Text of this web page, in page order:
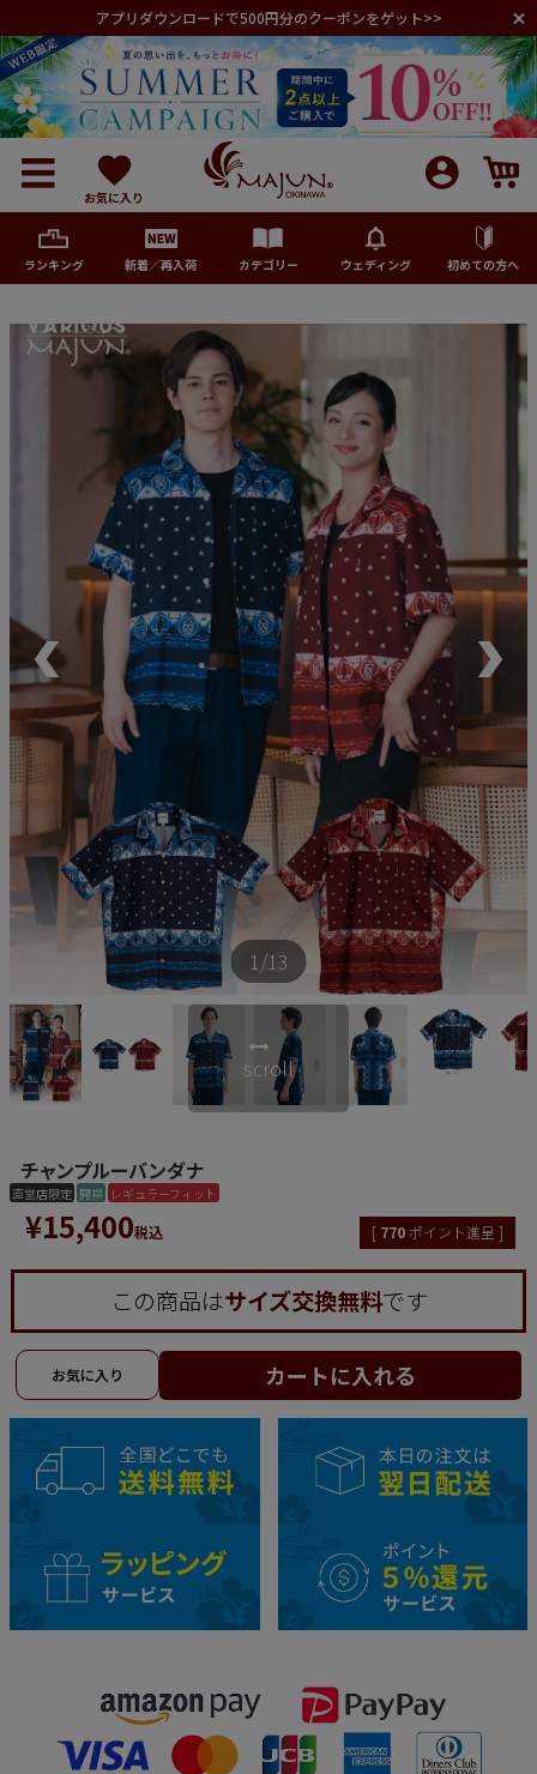
アプリダウンロードで500円分のクーポンをゲット>>
お気に入り
ランキング 新着／再入荷 カテゴリー ウェディング 初めての方へ
メンズ
ペア商品
ランキング
新商品
再入荷商品
アウトレット
サイズから探す
レーベルから探す
1 /13
scroll
チャンプルーバンダナ
直営店限定 開襟 レギュラーフィット
¥15,400税込 [ 770 ポイント進呈 ]
この商品はサイズ交換無料です
カートに入れる